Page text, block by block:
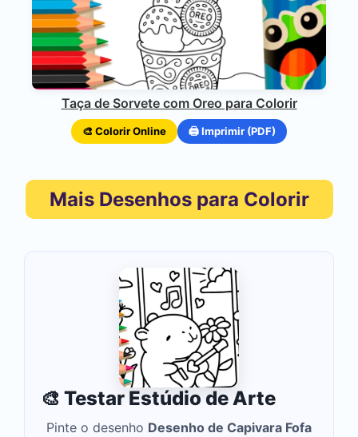
Taça de Sorvete com Oreo para Colorir
🎨 Colorir Online 🖨️ Imprimir (PDF)
Mais Desenhos para Colorir
🎨 Testar Estúdio de Arte
Pinte o desenho Desenho de Capivara Fofa